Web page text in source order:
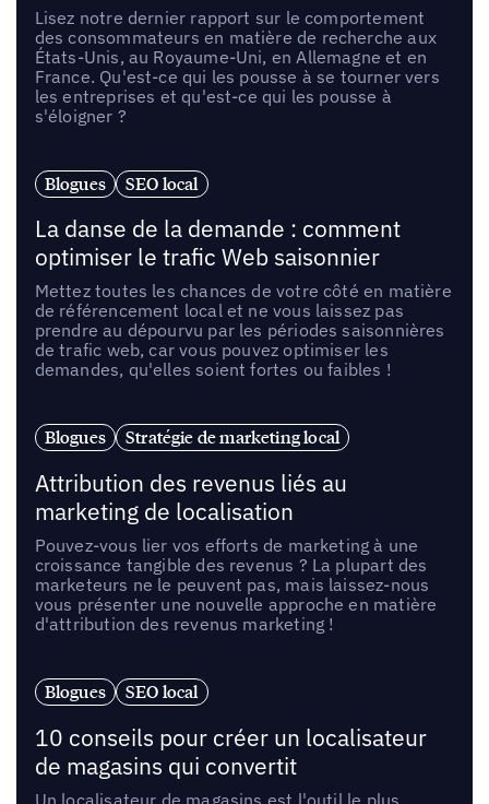
Lisez notre dernier rapport sur le comportement
des consommateurs en matière de recherche aux
États-Unis, au Royaume-Uni, en Allemagne et en
France. Qu'est-ce qui les pousse à se tourner vers
les entreprises et qu'est-ce qui les pousse à
s'éloigner ?
Blogues SEO local
La danse de la demande : comment
optimiser le trafic Web saisonnier
Mettez toutes les chances de votre côté en matière
de référencement local et ne vous laissez pas
prendre au dépourvu par les périodes saisonnières
de trafic web, car vous pouvez optimiser les
demandes, qu'elles soient fortes ou faibles !
Blogues Stratégie de marketing local
Attribution des revenus liés au
marketing de localisation
Pouvez-vous lier vos efforts de marketing à une
croissance tangible des revenus ? La plupart des
marketeurs ne le peuvent pas, mais laissez-nous
vous présenter une nouvelle approche en matière
d'attribution des revenus marketing !
Blogues SEO local
10 conseils pour créer un localisateur
de magasins qui convertit
Un localisateur de magasins est l'outil le plus